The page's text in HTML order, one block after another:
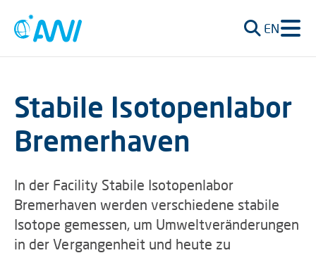
EN
Stabile Isotopenlabor
Bremerhaven
In der Facility Stabile Isotopenlabor
Bremerhaven werden verschiedene stabile
Isotope gemessen, um Umweltveränderungen
in der Vergangenheit und heute zu